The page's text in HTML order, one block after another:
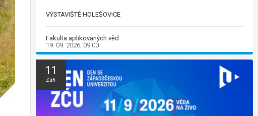
VÝSTAVIŠTĚ HOLEŠOVICE
Fakulta aplikovaných věd
19. 09. 2026, 09:00
11
Září